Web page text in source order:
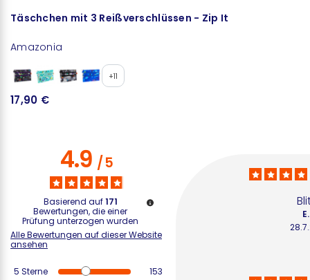
Täschchen mit 3 Reißverschlüssen - Zip It
Amazonia
+11
17,90 €
4.9/5
Basierend auf171
Bewertungen, die einer
Prüfung unterzogen wurden
Alle Bewertungen auf dieser Website
ansehen
5 Sterne
153